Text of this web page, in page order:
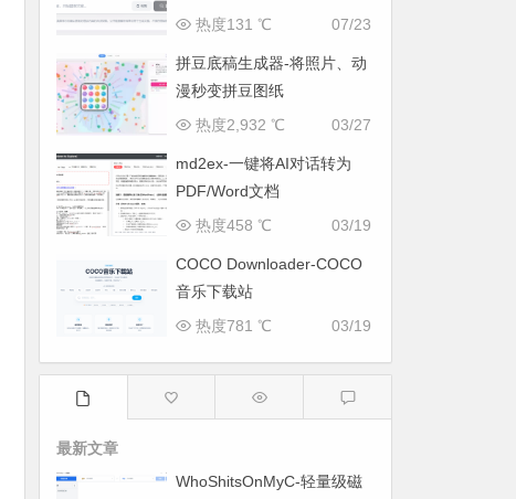
07/23
热度131 ℃
拼豆底稿生成器-将照片、动
漫秒变拼豆图纸
03/27
热度2,932 ℃
md2ex-一键将AI对话转为
PDF/Word文档
03/19
热度458 ℃
COCO Downloader-COCO
音乐下载站
03/19
热度781 ℃
最新文章
WhoShitsOnMyC-轻量级磁